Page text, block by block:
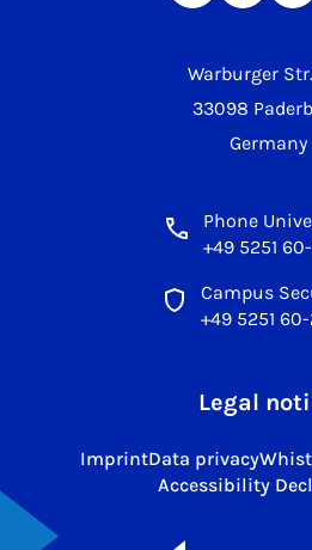
Warburger
33098
Germany
Phone
+49 5251
Campus
+49 5251
Legal
ImprintData privacy
Accessibility